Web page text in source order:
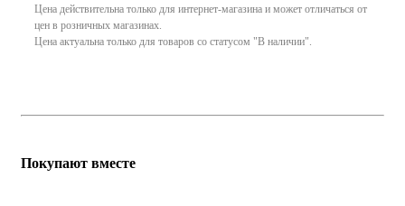
Цена действительна только для интернет-магазина и может отличаться от
цен в розничных магазинах.
Цена актуальна только для товаров со статусом "В наличии".
Покупают вместе